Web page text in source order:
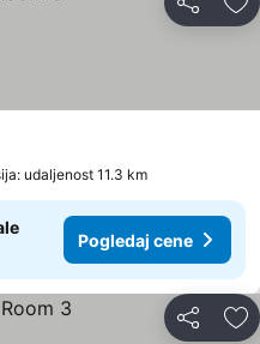
Deli
udaljenost 11.3 km
Pogledaj cene
Deli